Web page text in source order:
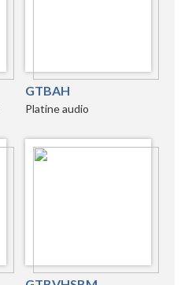
GTBAH
Platine audio